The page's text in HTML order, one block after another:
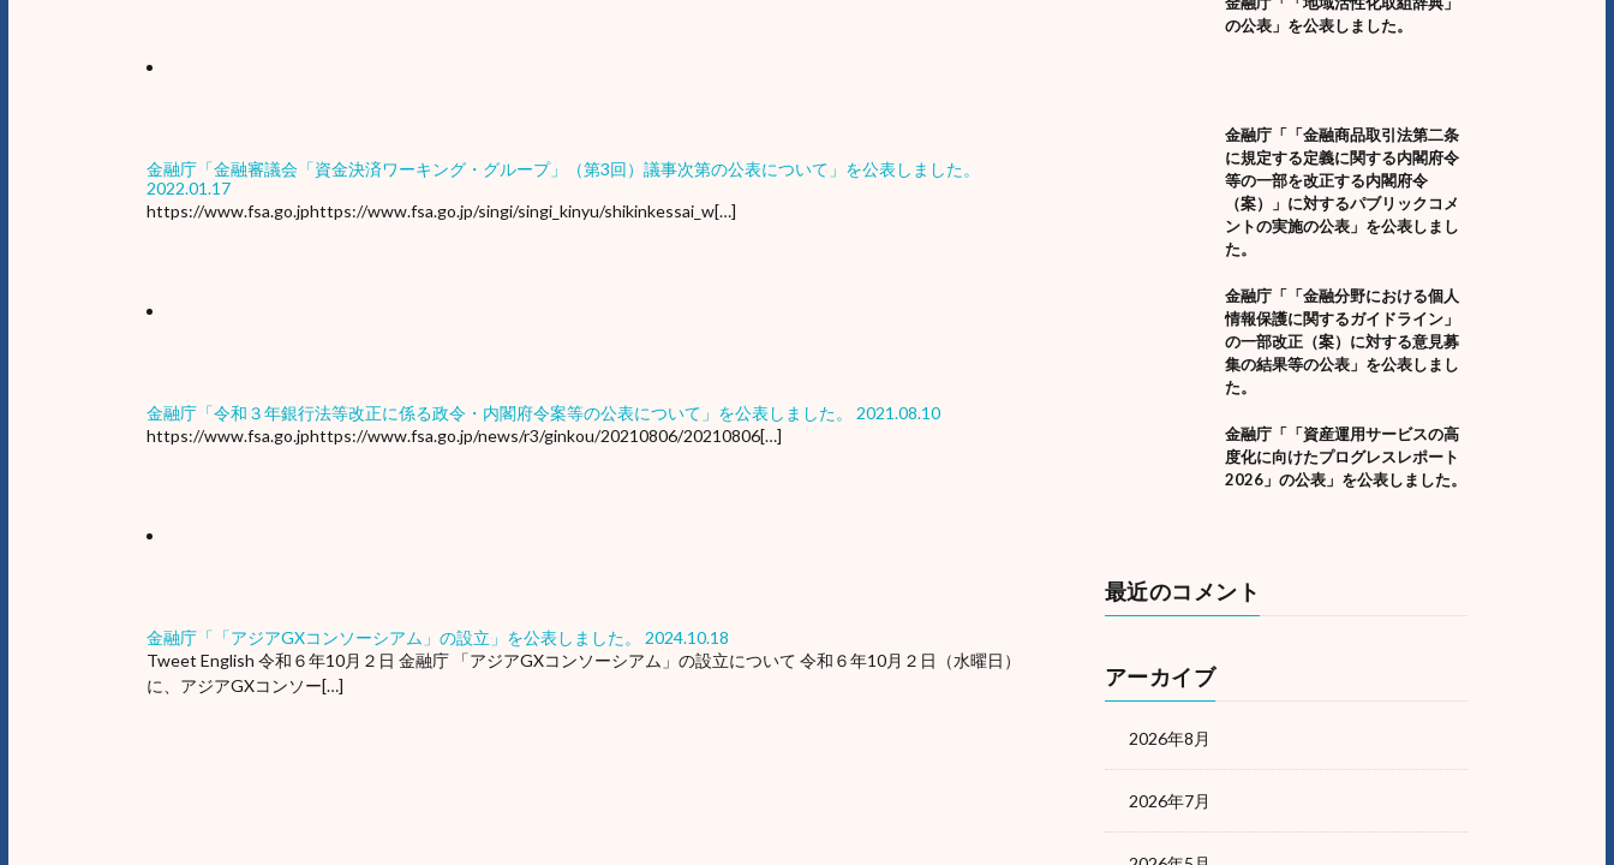
金融庁「金融審議会「資金決済ワーキング・グループ」（第3回）議事次第の公表について」を公表しました。
2022.01.17
https://www.fsa.go.jphttps://www.fsa.go.jp/singi/singi_kinyu/shikinkessai_w[…]
金融庁「令和３年銀行法等改正に係る政令・内閣府令案等の公表について」を公表しました。
2021.08.10
https://www.fsa.go.jphttps://www.fsa.go.jp/news/r3/ginkou/20210806/20210806[…]
金融庁「「アジアGXコンソーシアム」の設立」を公表しました。
2024.10.18
Tweet English 令和６年10月２日 金融庁 「アジアGXコンソーシアム」の設立について 令和６年10月２日（水曜日）
に、アジアGXコンソー[…]
の公表」を公表しました。
金融庁「「金融商品取引法第二条
に規定する定義に関する内閣府令
等の一部を改正する内閣府令
（案）」に対するパブリックコメ
ントの実施の公表」を公表しまし
た。
金融庁「「金融分野における個人
情報保護に関するガイドライン」
の一部改正（案）に対する意見募
集の結果等の公表」を公表しまし
た。
金融庁「「資産運用サービスの高
度化に向けたプログレスレポート
2026」の公表」を公表しました。
最近のコメント
アーカイブ
2026年8月
2026年7月